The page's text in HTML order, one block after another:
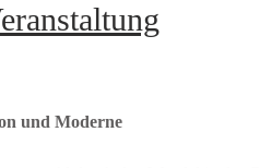
und Moderne